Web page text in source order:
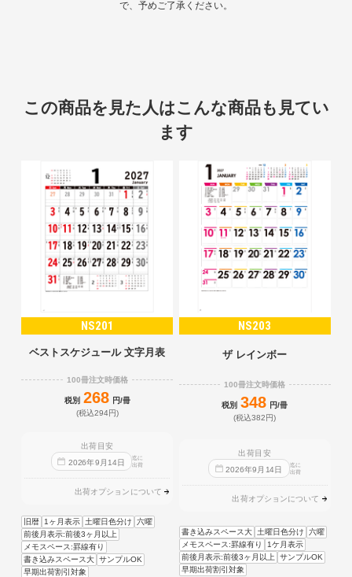
で、予めご了承ください。
この商品を見た人はこんな商品も見てい
ます
NS201
ベストスケジュール 文字月表
100冊注文時価格
税別 268 円/冊
(税込294円)
出荷目安
2026年9 月 14日
迄に
出荷
出荷オプションについて
旧暦 1ヶ月表示 土曜日色分け
六曜
前後月表示:前後3ヶ月以上
メモスペース:罫線有り
書き込みスペース大 サンプルOK
早期出荷割引対象
NS203
ザ レインボー
100冊注文時価格
税別 348 円/冊
(税込382円)
出荷目安
2026年9 月 14日
迄に
出荷
出荷オプションについて
書き込みスペース大 土曜日色分け
六曜
メモスペース:罫線有り
1ケ月表示
前後月表示:前後3ヶ月以上
サンプルOK
早期出荷割引対象